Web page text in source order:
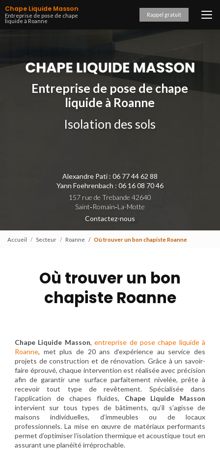
Aller
au
contenu
Chape Liquide Masson
Entreprise de pose de chape
liquide à Roanne
Rappel gratuit
Entreprise de pose de chape
liquide à Roanne
Isolation des sols
Alexandre Pati : 06 77 44 62 88
Yann Foehrenbach : 06 16 08 70 46
157 rue de Trebande 42640
Saint‑Romain‑La-Motte
Contactez-nous
Accueil Secteur Roanne Où trouver un bon chapiste Roanne
Où trouver un bon
chapiste Roanne
Chape Liquide Masson,entreprise de pose chape liquide à
Roanne, met plus de 20 ans d’expérience au service des
projets de construction et de rénovation. Grâce à un savoir-
faire éprouvé, chaque intervention est réalisée avec précision
afin de garantir une surface parfaitement nivelée, prête à
recevoir tout type de revêtement. Spécialisée dans
l’application de chapes fluides, Chape Liquide Masson
intervient sur tous types de bâtiments, qu’il s’agisse de
maisons individuelles, d’immeubles ou de locaux
professionnels. La mise en œuvre de matériaux performants
permet d’optimiser l’isolation thermique et acoustique tout en
assurant une planéité irréprochable.